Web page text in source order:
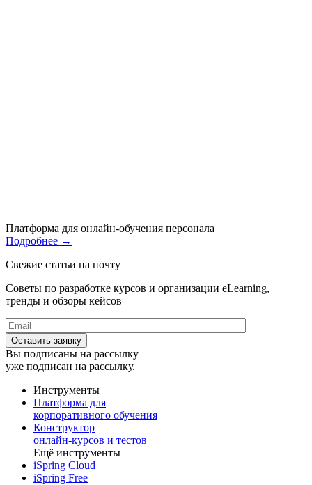
Платформа для онлайн-обучения персонала
Подробнее →
Свежие статьи на почту
Советы по разработке курсов и организации eLearning,
тренды и обзоры кейсов
Вы подписаны на рассылку
уже подписан на рассылку.
Инструменты
Платформа для
корпоративного обучения
Конструктор
онлайн-курсов и тестов
Ещё инструменты
iSpring Cloud
iSpring Free